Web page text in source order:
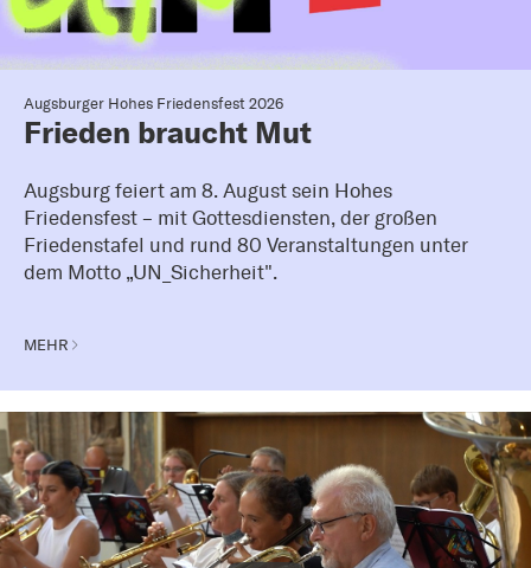
Augsburger Hohes Friedensfest 2026
Frieden braucht Mut
Augsburg feiert am 8. August sein Hohes
Friedensfest – mit Gottesdiensten, der großen
Friedenstafel und rund 80 Veranstaltungen unter
dem Motto „UN_Sicherheit".
MEHR